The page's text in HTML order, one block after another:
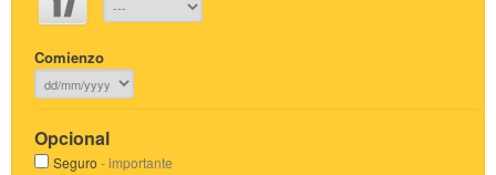
Comienzo
Opcional
Seguro - importante